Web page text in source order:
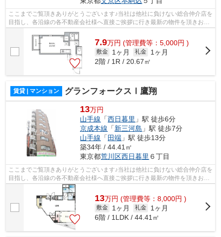
ここまでご覧頂きありがとうございます♪当社は他社に負けない総合仲介店を
目指し、各沿線の各不動産会社様へ直接ご挨拶に行き最新の物件を頂きお客
様へ提供しております！最新の情報は...
7.9万円 (管理費等：5,000円 )
敷金 1ヶ月 礼金
1ヶ月
2階 / 1R / 20.67㎡
賃貸 | マンション グランフォークスⅠ鷹翔
13万円
山手線 「西日暮里 」駅 徒歩6分
京成本線 「新三河島 」駅 徒歩7分
山手線 「 田端 」駅 徒歩13分
築34年 / 44.41㎡
東京都荒川区西日暮里 ６丁目
ここまでご覧頂きありがとうございます♪当社は他社に負けない総合仲介店を
目指し、各沿線の各不動産会社様へ直接ご挨拶に行き最新の物件を頂きお客
様へ提供しております！最新の情報は...
13万円 (管理費等：8,000円 )
敷金 1ヶ月 礼金
1ヶ月
6階 / 1LDK / 44.41㎡